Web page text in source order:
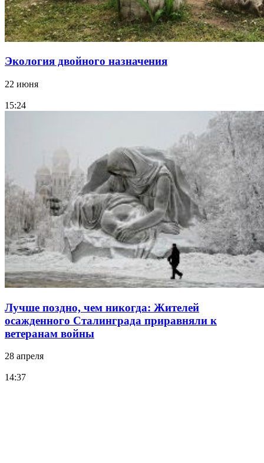
Экология двойного назначения
22 июня
15:24
Лучше поздно, чем никогда: Жителей
осажденного Сталинграда приравняли к
ветеранам войны
28 апреля
14:37